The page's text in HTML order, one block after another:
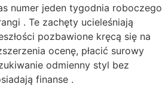
numer jeden tygodnia roboczego
. Te zachęty ucieleśniają
pozbawione kręcą się na
ocenę, płacić surowy
odmienny styl bez
finanse .